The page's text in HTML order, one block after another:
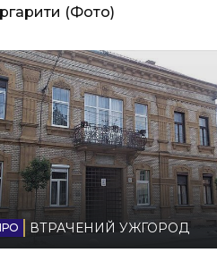
(Фото)
ВТРАЧЕНИЙ УЖГОРОД